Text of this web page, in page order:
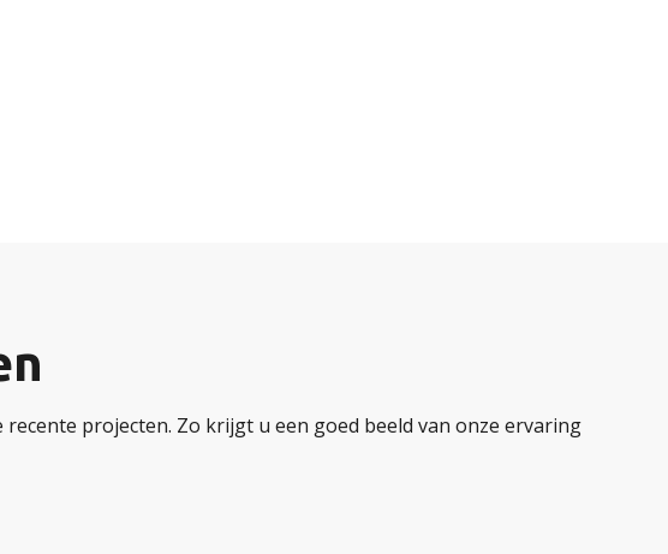
projecten. Zo krijgt u een goed beeld van onze ervaring